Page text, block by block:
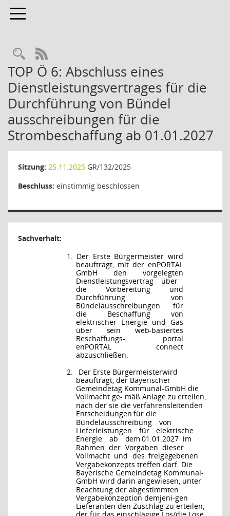
Toggle navigation
Rechercheauswahl
RSS-Feed
TOP Ö 6: Abschluss eines
Dienstleistungsvertrages für die
Durchführung von Bündel
ausschreibungen für die
Strombeschaffung ab 01.01.2027
Sitzung: 25.11.2025 GR/132/2025
Beschluss: einstimmig beschlossen
Sachverhalt:
1. Der Erste Bürgermeister wird
beauftragt, mit der enPORTAL
GmbH den vorgelegten
Dienstleistungsvertrag über
die Vorbereitung und
Durchführung von
Bündelausschreibungen für
die Beschaffung von
elektrischer Energie und Gas
über sein web-basiertes
Beschaffungs- portal
enPORTAL connect
abzuschließen.
2.
Der Erste Bürgermeisterwird
beauftragt, der Bayerischer
Gemeindetag Kommunal-GmbH die
Vollmacht ge- mäß Anlage zu erteilen,
nach der sie die verfahrensleitenden
Entscheidungen für die
Bündelausschreibung
von
Lieferleistungen
für
elektrische
Energie
ab dem 01.01.2027 im
Rahmen der Vorgaben dieser
Vollmacht und des freigegebenen
Vergabekonzepts treffen darf. Die
Bayerische Gemeindetag Kommunal-
GmbH wird darin angewiesen, unter
Beachtung der abgestimmten
Vergabekonzeption demjeni-gen
Lieferanten den Zuschlag zu erteilen,